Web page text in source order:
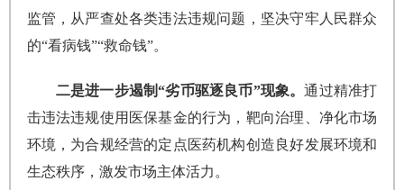
监管，从严查处各类违法违规问题，坚决守牢人民群众
的“看病钱”“救命钱”。
二是进一步遏制“劣币驱逐良币”现象。通过精准打
击违法违规使用医保基金的行为，靶向治理、净化市场
环境，为合规经营的定点医药机构创造良好发展环境和
生态秩序，激发市场主体活力。